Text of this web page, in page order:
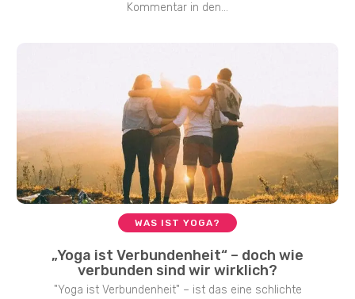
Kommentar in den...
WAS IST YOGA?
„Yoga ist Verbundenheit“ – doch wie
verbunden sind wir wirklich?
"Yoga ist Verbundenheit" – ist das eine schlichte